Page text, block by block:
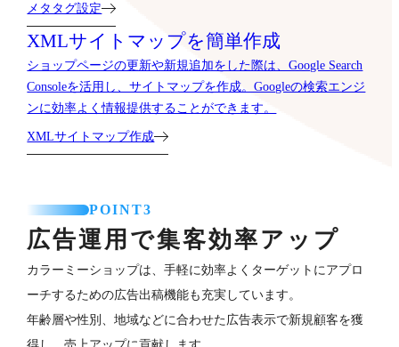
メタタグ設定
XMLサイトマップを簡単作成
ショップページの更新や新規追加をした際は、Google Search
Consoleを活用し、サイトマップを作成。Googleの検索エンジ
ンに効率よく情報提供することができます。
XMLサイトマップ作成
POINT3
広告運用で集客効率アップ
カラーミーショップは、手軽に効率よくターゲットにアプロ
ーチするための広告出稿機能も充実しています。
年齢層や性別、地域などに合わせた広告表示で新規顧客を獲